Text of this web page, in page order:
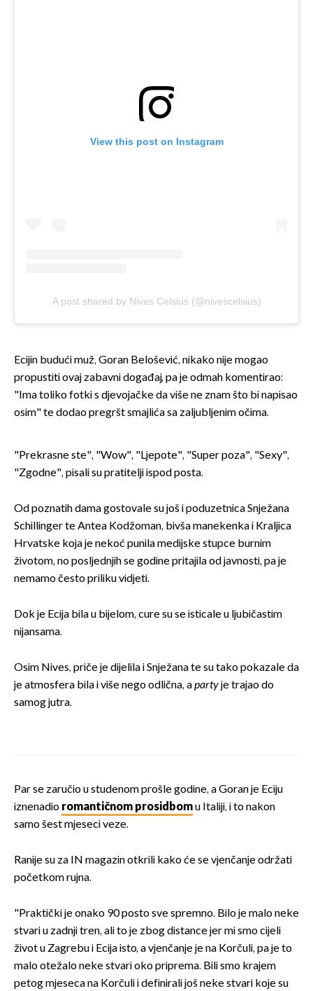
View this post on Instagram
A post shared by Nives Celsius (@nivescelsius)
Ecijin budući muž, Goran Belošević, nikako nije mogao
propustiti ovaj zabavni događaj, pa je odmah komentirao:
"Ima toliko fotki s djevojačke da više ne znam što bi napisao
osim" te dodao pregršt smajlića sa zaljubljenim očima.
"Prekrasne ste", "Wow", "Ljepote", "Super poza", "Sexy",
"Zgodne", pisali su pratitelji ispod posta.
Od poznatih dama gostovale su još i poduzetnica Snježana
Schillinger te Antea Kodžoman, bivša manekenka i Kraljica
Hrvatske koja je nekoć punila medijske stupce burnim
životom, no posljednjih se godine pritajila od javnosti, pa je
nemamo često priliku vidjeti.
Dok je Ecija bila u bijelom, cure su se isticale u ljubičastim
nijansama.
Osim Nives, priče je dijelila i Snježana te su tako pokazale da
je atmosfera bila i više nego odlična, apartyje trajao do
samog jutra.
Par se zaručio u studenom prošle godine, a Goran je Eciju
iznenadio romantičnom prosidbomu Italiji, i to nakon
samo šest mjeseci veze.
Ranije su za IN magazin otkrili kako će se vjenčanje održati
početkom rujna.
"Praktički je onako 90 posto sve spremno. Bilo je malo neke
stvari u zadnji tren, ali to je zbog distance jer mi smo cijeli
život u Zagrebu i Ecija isto, a vjenčanje je na Korčuli, pa je to
malo otežalo neke stvari oko priprema. Bili smo krajem
petog mjeseca na Korčuli i definirali još neke stvari koje su